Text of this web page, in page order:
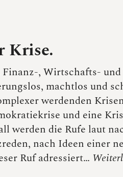
Krise.
, Wirtschafts-
machtlos und
werdenden
und eine
werden die Rufe laut
nach Ideen einer
Ruf adressiert…